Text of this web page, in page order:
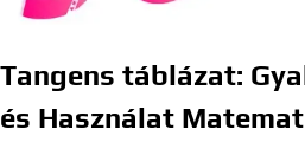
Tangens táblázat:
és Használat